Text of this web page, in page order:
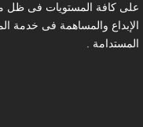
على كافة المستويات فى ظل
الإبداع والمساهمة فى خدمة
المستدامة .